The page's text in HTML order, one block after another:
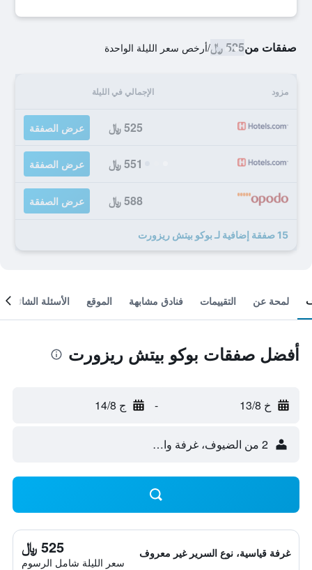
صفقات من525 ﷼ /أرخص سعر الليلة الواحدة
مزود الإجمالي في الليلة
525 ﷼ عرض الصفقة
551 ﷼ عرض الصفقة
588 ﷼ عرض الصفقة
15 صفقة إضافية لـ بوكو بيتش ريزورت
لمحة عن التقييمات فنادق مشابهة الموقع الأسئلة الشائعة
أفضل صفقات بوكو بيتش ريزورت
خ 13/8 - ج 14/8
2 من الضيوف، غرفة واحدة
غرفة قياسية، نوع السرير غير معروف 525 ﷼
سعر الليلة شامل الرسوم